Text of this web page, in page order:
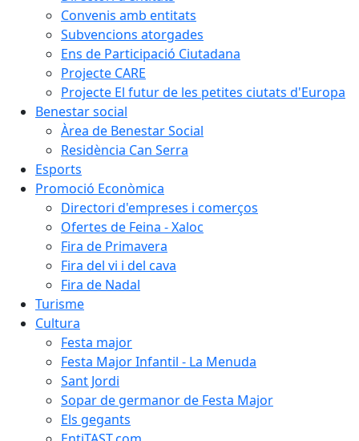
Convenis amb entitats
Subvencions atorgades
Ens de Participació Ciutadana
Projecte CARE
Projecte El futur de les petites ciutats d'Europa
Benestar social
Àrea de Benestar Social
Residència Can Serra
Esports
Promoció Econòmica
Directori d'empreses i comerços
Ofertes de Feina - Xaloc
Fira de Primavera
Fira del vi i del cava
Fira de Nadal
Turisme
Cultura
Festa major
Festa Major Infantil - La Menuda
Sant Jordi
Sopar de germanor de Festa Major
Els gegants